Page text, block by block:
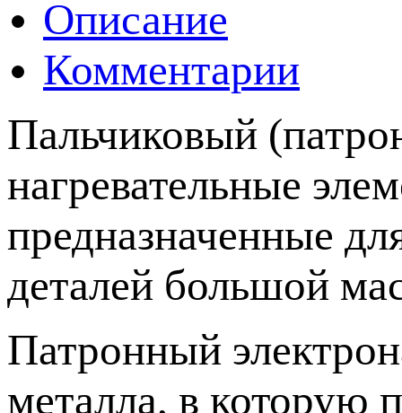
Описание
Комментарии
Пальчиковый
нагревательные
предназначенные
деталей большой
Патронный
металла, в которую